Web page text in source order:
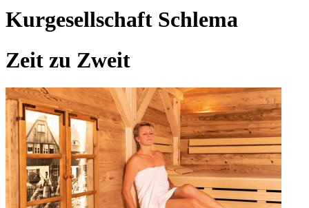
Kurgesellschaft Schlema
Zeit zu Zweit